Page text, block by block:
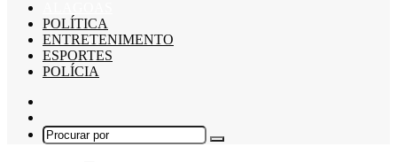
POLÍTICA
ENTRETENIMENTO
ESPORTES
POLÍCIA
skin
Procurar